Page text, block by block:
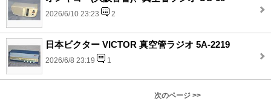
2026/6/10 23:23 2
日本ビクター VICTOR 真空管ラジオ 5A-2219
2026/6/8 23:19 1
次のページ >>